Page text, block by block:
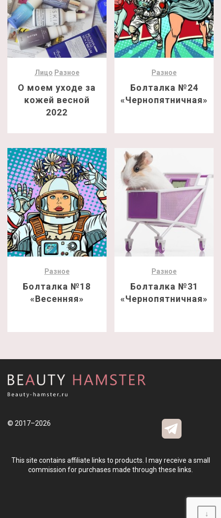
Лицо Разное
О моем уходе за
кожей весной
2022
Разное
Болталка №24
«Чернопятничная»
Разное
Болталка №18
«Весенняя»
Разное
Болталка №31
«Чернопятничная»
© 2017–2026
This site contains affiliate links to products. I may receive a small
commission for purchases made through these links.
↓